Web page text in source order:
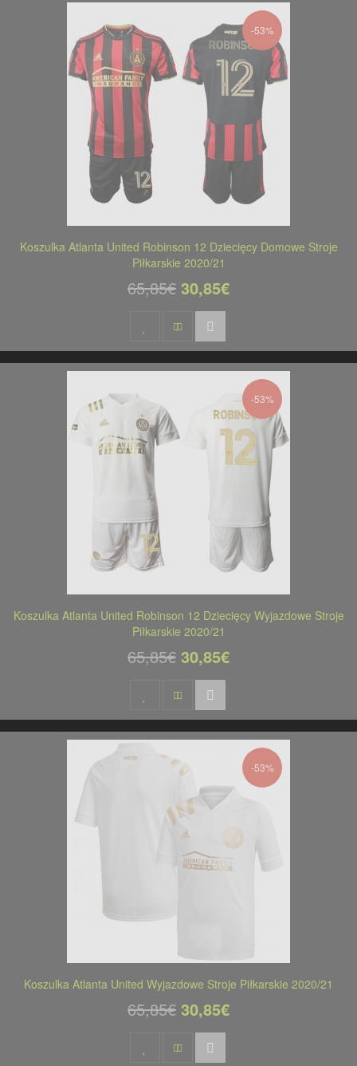
-53%
Koszulka Atlanta United Robinson 12 Dziecięcy Domowe Stroje
Piłkarskie 2020/21
65,85€ 30,85€
-53%
Koszulka Atlanta United Robinson 12 Dziecięcy Wyjazdowe Stroje
Piłkarskie 2020/21
65,85€ 30,85€
-53%
Koszulka Atlanta United Wyjazdowe Stroje Piłkarskie 2020/21
65,85€ 30,85€